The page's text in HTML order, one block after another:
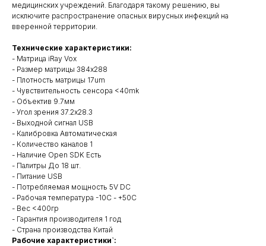
медицинских учреждений. Благодаря такому решению, вы
исключите распространение опасных вирусных инфекций на
вверенной территории.
Технические характеристики:
- Матрица iRay Vox
- Размер матрицы 384x288
- Плотность матрицы 17um
- Чувствительность сенсора <40mk
- Объектив 9.7мм
- Угол зрения 37.2x28.3
- Выходной сигнал USB
- Калибровка Автоматическая
- Количество каналов 1
- Наличие Open SDK Есть
- Палитры До 18 шт.
- Питание USB
- Потребляемая мощность 5V DC
- Рабочая температура -10C - +50C
- Вес <400гр
- Гарантия производителя 1 год
- Страна производства Китай
Рабочие характеристики`:
Квадрокоптеры